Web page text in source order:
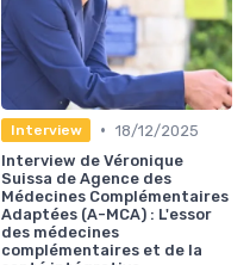
Interview • 18/12/2025
Interview de Véronique
Suissa de Agence des
Médecines Complémentaires
Adaptées (A-MCA) : L'essor
des médecines
complémentaires et de la